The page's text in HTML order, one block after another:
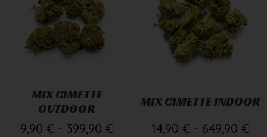
MIX CIMETTE
OUTDOOR
9,90 € - 399,90 €
MIX CIMETTE INDOOR
14,90 € - 649,90 €